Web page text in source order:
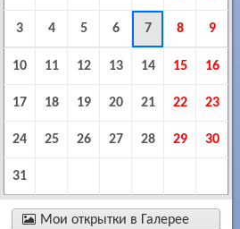
3 4 5 6 7 8 9
10 11 12 13 14 15 16
17 18 19 20 21 22 23
24 25 26 27 28 29 30
31
 Мои открытки в Галерее